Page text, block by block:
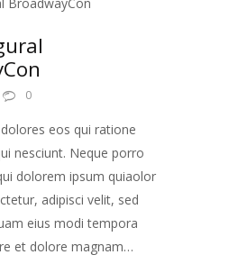
0
eos qui ratione
nesciunt. Neque porro
dolorem ipsum quiaolor
adipisci velit, sed
eius modi tempora
et dolore magnam…